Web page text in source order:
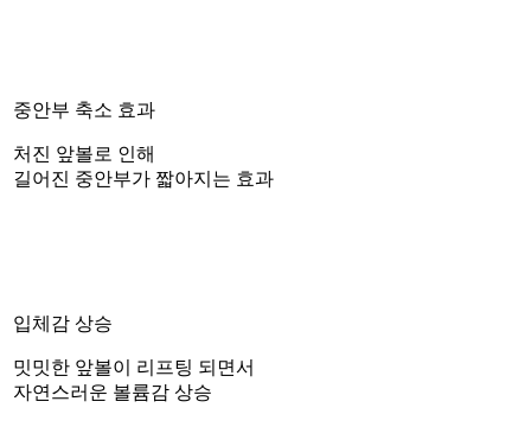
중안부 축소 효과
처진 앞볼로 인해
길어진 중안부가 짧아지는 효과
입체감 상승
밋밋한 앞볼이 리프팅 되면서
자연스러운 볼륨감 상승